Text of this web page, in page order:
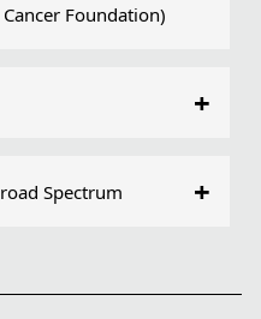
Cancer Foundation)
+
Spectrum +